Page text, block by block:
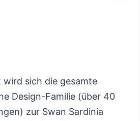
sich die gesamte
Design-Familie (über 40
zur Swan Sardinia